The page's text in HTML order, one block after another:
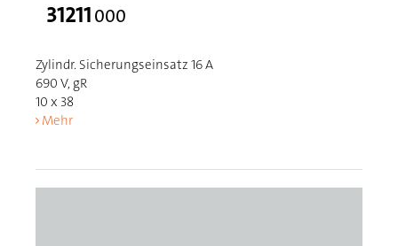
31211000
Zylindr. Sicherungseinsatz 16 A
690 V, gR
10 x 38
Mehr